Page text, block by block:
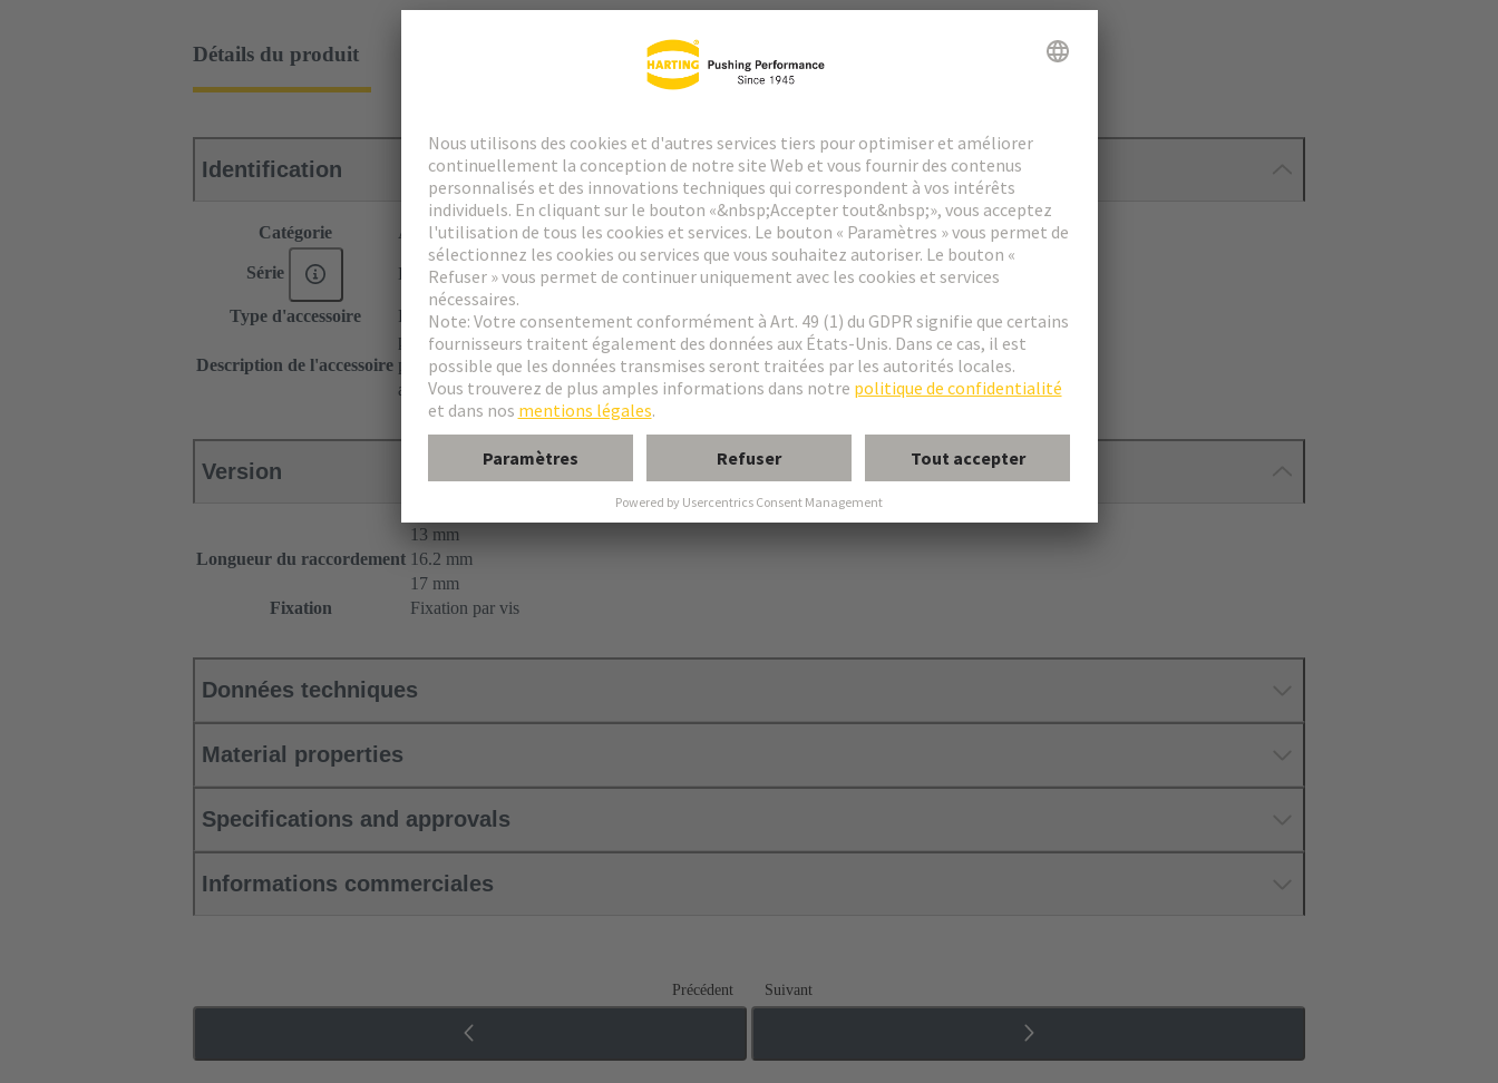
Détails du produit
Identification
Catégorie Accessoires
Série DIN 41612
Type d'accessoire Protection pour pions
Description de l'accessoire
pour connecteurs femelle de type C
pour connecteurs mâle de type R
avec codage soudé
Version
Longueur du raccordement
13 mm
16.2 mm
17 mm
Fixation
Fixation par vis
Données techniques
Material properties
Specifications and approvals
Informations commerciales
Précédent Suivant